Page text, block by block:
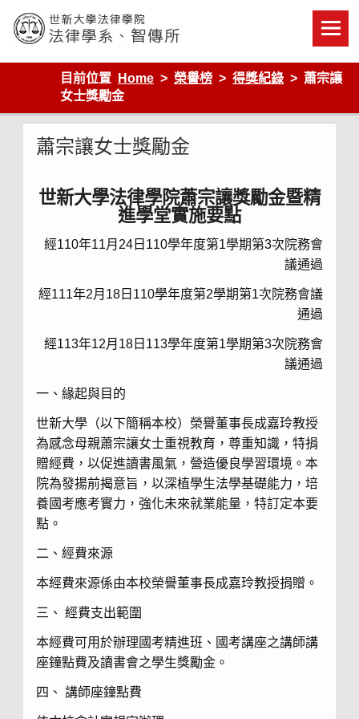
content
世新大學法律學院-法律學系-智慧財產暨科技法律研究所
目前位置
Home 榮譽榜 得獎紀錄
蕭宗讓
女士獎勵金
蕭宗讓女士獎勵金
世新大學法律學院蕭宗讓獎勵金暨精
進學堂實施要點
經110年11月24日110學年度第1學期第3次院務會
議通過
經111年2月18日110學年度第2學期第1次院務會議
通過
經113年12月18日113學年度第1學期第3次院務會
議通過
一、緣起與目的
世新大學（以下簡稱本校）榮譽董事長成嘉玲教授
為感念母親蕭宗讓女士重視教育，尊重知識，特捐
贈經費，以促進讀書風氣，營造優良學習環境。本
院為發揚前揭意旨，以深植學生法學基礎能力，培
養國考應考實力，強化未來就業能量，特訂定本要
點。
二、經費來源
本經費來源係由本校榮譽董事長成嘉玲教授捐贈。
三、 經費支出範圍
本經費可用於辦理國考精進班、國考講座之講師講
座鐘點費及讀書會之學生獎勵金。
四、 講師座鐘點費